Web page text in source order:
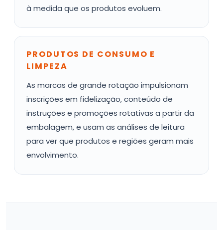
à medida que os produtos evoluem.
PRODUTOS DE CONSUMO E
LIMPEZA
As marcas de grande rotação impulsionam
inscrições em fidelização, conteúdo de
instruções e promoções rotativas a partir da
embalagem, e usam as análises de leitura
para ver que produtos e regiões geram mais
envolvimento.